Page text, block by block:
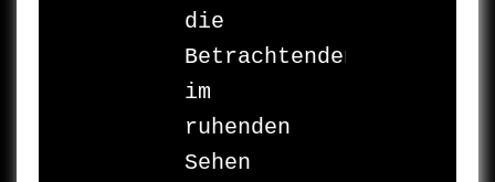
die
Betrachtenden
im
ruhenden
Sehen